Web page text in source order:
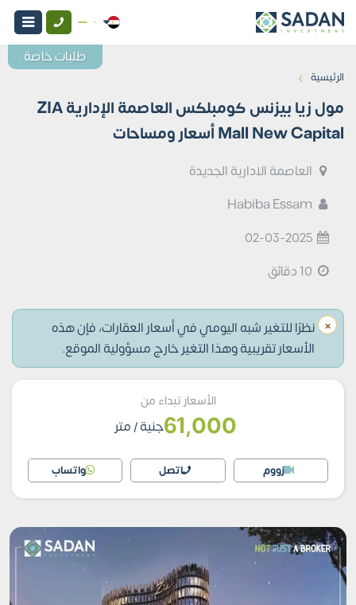
الرئيسية ›
مول زيا بيزنس كومبلكس العاصمة الإدارية ZIA
Mall New Capital أسعار ومساحات
العاصمة الادارية الجديدة
02-03-2025
× نظرًا للتغير شبه اليومي في أسعار العقارات، فإن هذه
الأسعار تقريبية وهذا التغير خارج مسؤولية الموقع.
الأسعار تبداء من
61,000جنية/ متر
زووم اتصل واتساب
طلبات خاصة